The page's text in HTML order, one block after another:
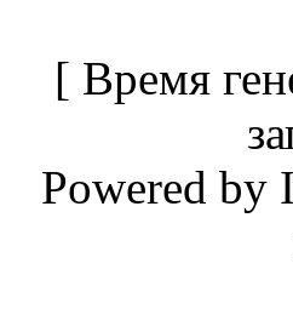
[ Время
Powered by